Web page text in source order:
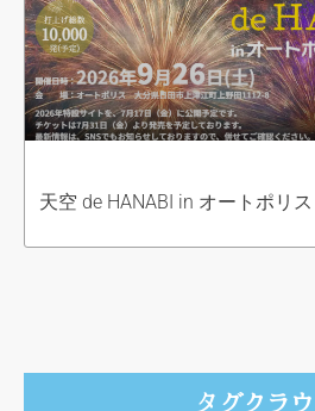
天空 de HANABI in オートポリス
タグクラ